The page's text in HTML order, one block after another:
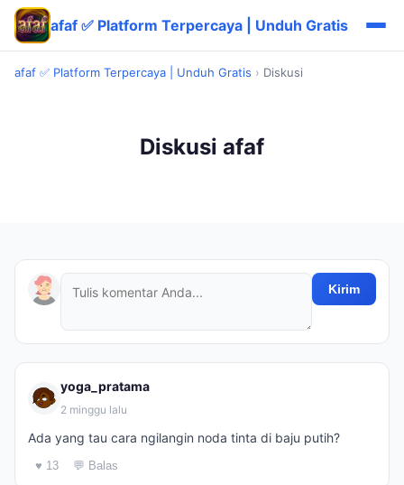
afaf ✅ Platform Terpercaya | Unduh Gratis
afaf ✅ Platform Terpercaya | Unduh Gratis › Diskusi
Diskusi afaf
Kirim
yoga_pratama
2 minggu lalu
Ada yang tau cara ngilangin noda tinta di baju putih?
♥ 13 💬 Balas